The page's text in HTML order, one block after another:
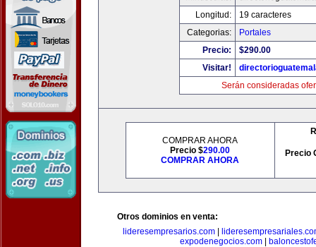
Longitud:
19 caracteres
Categorias:
Portales
Precio:
$290.00
Visitar!
Serán consideradas
COMPRAR AHORA
Precio $290.00
COMPRAR AHORA
Precio
Otros dominios en venta:
lideresempresarios.com|
expodenegocios.com|